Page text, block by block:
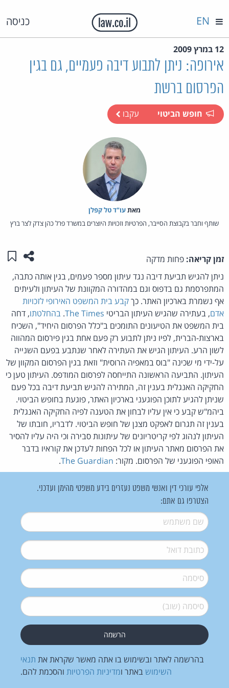
כניסה EN
12 במרץ 2009
אירופה: ניתן לתבוע דיבה פעמיים, גם בגין
הפרסום ברשת
חופש הביטוי עקבו
מאת‏עו"ד טל קפלן
שותף וחבר בקבוצת הסייבר, הפרטיות וזכויות היוצרים במשרד פרל כהן צדק לצר ברץ
זמן קריאה: פחות מדקה שתפו
ניתן להגיש תביעת דיבה נגד עיתון מספר פעמים, בגין אותה כתבה,
המתפרסמת גם בדפוס וגם במהדורה המקוונת של העיתון ולעיתים
אף נשמרת בארכיון האתר. כךקבעבית המשפט האירופי לזכויות
אדם, בעתירה שהגיש העיתון הבריטי The Times
. בהחלטתו, דחה
בית המשפט את הטיעונים התומכים ב"כלל הפרסום היחיד", השכיח
בארצות-הברית, לפיו ניתן לתבוע רק פעם אחת בגין פירסום המהווה
לשון הרע. העיתון הגיש את העתירה לאחר שנתבע בפעם השנייה
על-ידי מי שכינה "בוס במאפיה הרוסית" וזאת בגין הפרסום המקוון של
העיתון. התביעה הראשונה התייחסה לפרסום המודפס. העיתון טען כי
החקיקה האנגלית בענין זה, המתירה להגיש תביעת דיבה בכל פעם
שניתן להגיע לתוכן הפוגעני בארכיון האתר, פוגעת בחופש הביטוי.
ביהמ"ש קבע כי אין עליו לבחון את הטענה לפיה החקיקה האנגלית
בענין זה תגרום לאפקט מצנן של חופש הביטוי. לדבריו, חובתו של
העיתון לנהוג לפי קריטריונים של עיתונות סבירה וכי היה עליו להסיר
את הפרסום מאתר העיתון או לכל הפחות לעדכן את קוראיו בדבר
האופי הפוגעני של הפרסום. מקור: The Guardian
.
אלפי עורכי דין ואנשי משפט נעזרים בידע משפטי מהימן ועדכני.
הצטרפו גם אתם:
שם משתמש*
דואל*
סיסמה*
סיסמה (שוב)*
בהרשמה לאתר ובשימוש בו אתה מאשר שקראת את תנאי
השימוש באתר ומדיניות הפרטיות והסכמת להם.